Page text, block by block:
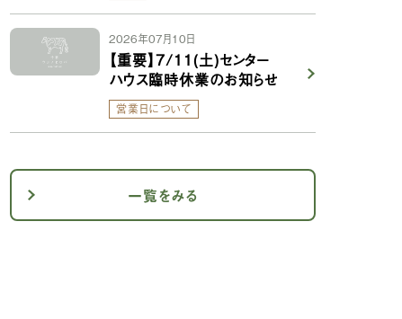
2026年07月10日
【重要】7/11(土)センター
ハウス臨時休業のお知らせ
営業日について
一覧をみる